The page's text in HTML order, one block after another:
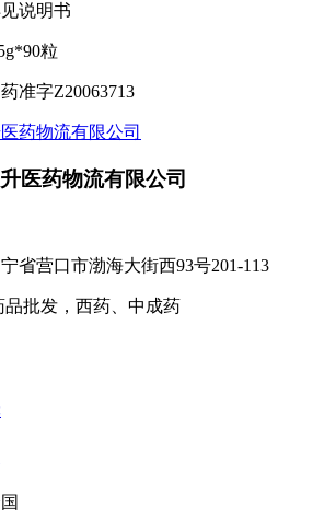
说明书
粒
准字Z20063713
药物流有限公司
医药物流有限公司
省营口市渤海大街西93号201-113
品批发，西药、中成药